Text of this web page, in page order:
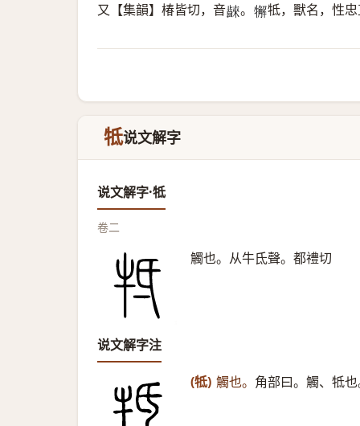
又【集韻】椿皆切，音𪘨 。 𤛳 牴，獸名，性
牴说文解字
说文解字·牴
卷二
觸也。从牛氐聲。都禮切
说文解字注
(牴) 觸也。 角部曰。觸、牴